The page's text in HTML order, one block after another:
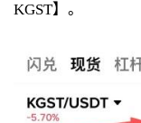
KGST】。